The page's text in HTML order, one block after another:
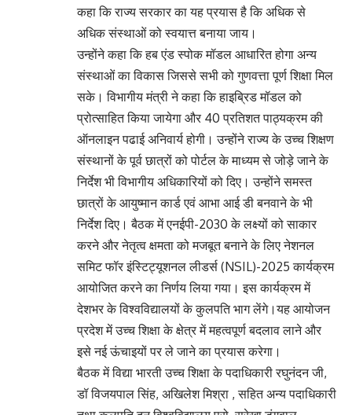
कहा कि राज्य सरकार का यह प्रयास है कि अधिक से
अधिक संस्थाओं को स्वयात्त बनाया जाय।
उन्होंने कहा कि हब एंड स्पोक मॉडल आधारित होगा अन्य
संस्थाओं का विकास जिससे सभी को गुणवत्ता पूर्ण शिक्षा मिल
सके। विभागीय मंत्री ने कहा कि हाइब्रिड मॉडल को
प्रोत्साहित किया जायेगा और 40 प्रतिशत पाठ्यक्रम की
ऑनलाइन पढाई अनिवार्य होगी। उन्होंने राज्य के उच्च शिक्षण
संस्थानों के पूर्व छात्रों को पोर्टल के माध्यम से जोड़े जाने के
निर्देश भी विभागीय अधिकारियों को दिए। उन्होंने समस्त
छात्रों के आयुष्मान कार्ड एवं आभा आई डी बनवाने के भी
निर्देश दिए। बैठक में एनईपी-2030 के लक्ष्यों को साकार
करने और नेतृत्व क्षमता को मजबूत बनाने के लिए नेशनल
समिट फॉर इंस्टिट्यूशनल लीडर्स (NSIL)-2025 कार्यक्रम
आयोजित करने का निर्णय लिया गया। इस कार्यक्रम में
देशभर के विश्वविद्यालयों के कुलपति भाग लेंगे।यह आयोजन
प्रदेश में उच्च शिक्षा के क्षेत्र में महत्वपूर्ण बदलाव लाने और
इसे नई ऊंचाइयों पर ले जाने का प्रयास करेगा।
बैठक में विद्या भारती उच्च शिक्षा के पदाधिकारी रघुनंदन जी,
डॉ विजयपाल सिंह, अखिलेश मिश्रा , सहित अन्य पदाधिकारी